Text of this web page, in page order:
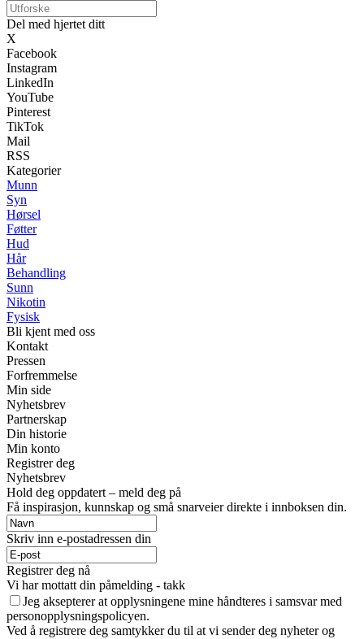
Del med hjertet ditt
X
Facebook
Instagram
LinkedIn
YouTube
Pinterest
TikTok
Mail
RSS
Kategorier
Munn
Syn
Hørsel
Føtter
Hud
Hår
Behandling
Sunn
Nikotin
Fysisk
Bli kjent med oss
Kontakt
Pressen
Forfremmelse
Min side
Nyhetsbrev
Partnerskap
Din historie
Min konto
Registrer deg
Nyhetsbrev
Hold deg oppdatert – meld deg på
Få inspirasjon, kunnskap og små snarveier direkte i innboksen din.
Skriv inn e-postadressen din
Registrer deg nå
Vi har mottatt din påmelding - takk
Jeg aksepterer at opplysningene mine håndteres i samsvar med
personopplysningspolicyen.
Ved å registrere deg samtykker du til at vi sender deg nyheter og